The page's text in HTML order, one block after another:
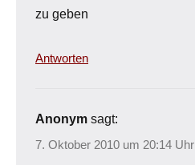
zu geben
Antworten
Anonym sagt:
7. Oktober 2010 um 20:14 Uhr